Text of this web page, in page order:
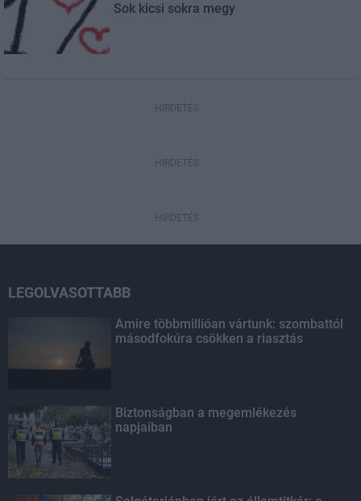
Sok kicsi sokra megy
HIRDETÉS
HIRDETÉS
HIRDETÉS
LEGOLVASOTTABB
Amire többmillióan vártunk: szombattól
másodfokúra csökken a riasztás
Biztonságban a megemlékezés
napjaiban